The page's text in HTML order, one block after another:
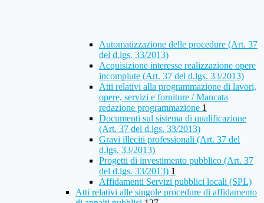
Automatizzazione delle procedure (Art. 37
del d.lgs. 33/2013)
Acquisizione interesse realizzazione opere
incompiute (Art. 37 del d.lgs. 33/2013)
Atti relativi alla programmazione di lavori,
opere, servizi e forniture / Mancata
redazione programmazione 1
Documenti sul sistema di qualificazione
(Art. 37 del d.lgs. 33/2013)
Gravi illeciti professionali (Art. 37 del
d.lgs. 33/2013)
Progetti di investimento pubblico (Art. 37
del d.lgs. 33/2013) 1
Affidamenti Servizi pubblici locali (SPL)
Atti relativi alle singole procedure di affidamento